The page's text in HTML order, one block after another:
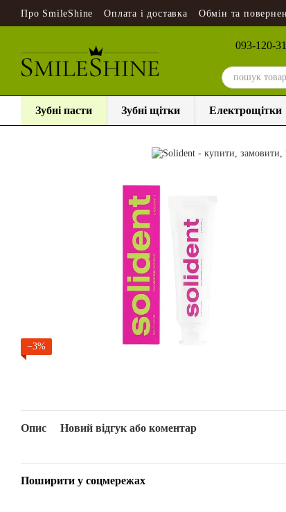
Перейти до основного контенту
Про SmileShine Оплата і доставка Обмін та
093-120-
Зубні пасти Зубні щітки Електрощітки
−3%
Опис Новий відгук або коментар
Поширити у соцмережах